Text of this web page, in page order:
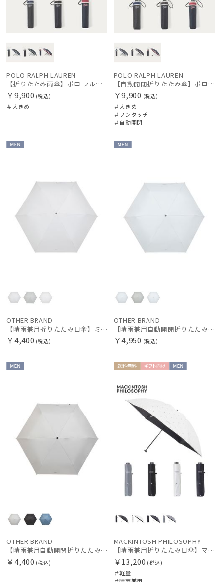
POLO RALPH LAUREN
【折りたたみ雨傘】ポロ ラルフ ローレン（POLO RALPH LAUREN）ボーダー 大きめ60cm
￥9,900 (税込)
＃大きめ
POLO RALPH LAUREN
【自動開閉折りたたみ傘】ポロ ラルフ ローレン（POLO RALPH LAUREN）ボーダー 大きめ60cm ワンタッチ開閉
￥9,900 (税込)
＃大きめ
＃ワンタッチ
＃自動開閉
OTHER BRAND
【晴雨兼用折りたたみ日傘】ミズノ（MIZUNO）プレーン 遮光100 UV100 遮熱効果
￥4,400 (税込)
OTHER BRAND
【晴雨兼用自動開閉折りたたみ日傘】ミズノ（MIZUNO）プレーン 遮光100 UV100 遮熱効果 ワンタッチ開閉 大きめ58cm
￥4,950 (税込)
OTHER BRAND
【晴雨兼用自動開閉折りたたみ日傘】ミズノ（MIZUNO）プレーン 遮光100 UV100 遮熱効果 ワンタッチ開閉 大きめ58cm
￥4,400 (税込)
料
向け
MACKINTOSH PHILOSOPHY
【晴雨兼用折りたたみ日傘】マッキントッシュ フィロソフィー (MACKINTOSH PHILOSOPHY) アンブレラモチーフ
￥13,200 (税込)
＃軽量